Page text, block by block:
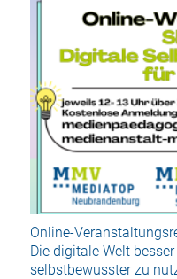
Online-
Die digitale Welt
selbstbewusster zu